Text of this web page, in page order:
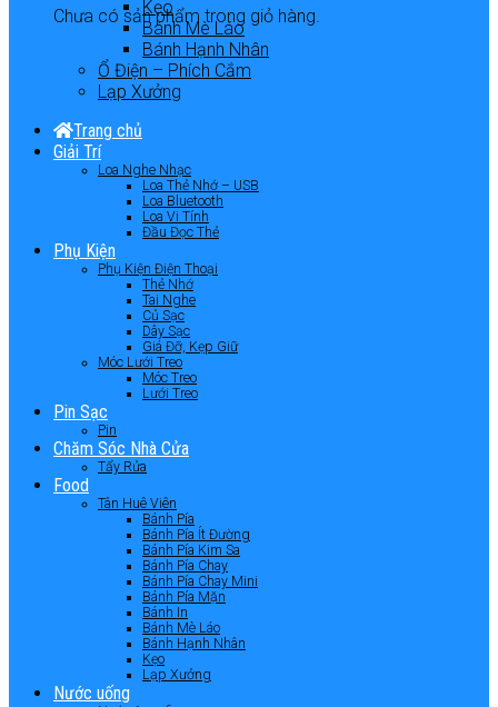
Chưa có sản phẩm trong giỏ hàng.
Kẹo
Bánh Mè Láo
Bánh Hạnh Nhân
Ổ Điện – Phích Cắm
Lạp Xưởng
Trang chủ
Giải Trí
Loa Nghe Nhạc
Loa Thẻ Nhớ – USB
Loa Bluetooth
Loa Vi Tính
Đầu Đọc Thẻ
Phụ Kiện
Phụ Kiện Điện Thoại
Thẻ Nhớ
Tai Nghe
Củ Sạc
Dây Sạc
Giá Đỡ, Kẹp Giữ
Móc Lưới Treo
Móc Treo
Lưới Treo
Pin Sạc
Pin
Chăm Sóc Nhà Cửa
Tẩy Rửa
Food
Tân Huê Viên
Bánh Pía
Bánh Pía Ít Đường
Bánh Pía Kim Sa
Bánh Pía Chay
Bánh Pía Chay Mini
Bánh Pía Mặn
Bánh In
Bánh Mè Láo
Bánh Hạnh Nhân
Kẹo
Lạp Xưởng
Nước uống